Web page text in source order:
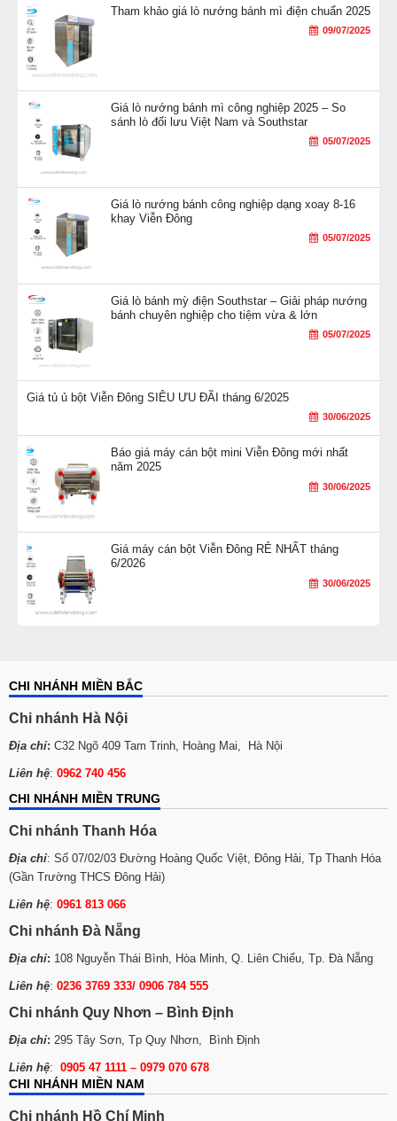
Tham khảo giá lò nướng bánh mì điện chuẩn 2025
09/07/2025
Giá lò nướng bánh mì công nghiệp 2025 – So
sánh lò đối lưu Việt Nam và Southstar
05/07/2025
Giá lò nướng bánh công nghiệp dạng xoay 8-16
khay Viễn Đông
05/07/2025
Giá lò bánh mỳ điện Southstar – Giải pháp nướng
bánh chuyên nghiệp cho tiệm vừa & lớn
05/07/2025
Giá tủ ủ bột Viễn Đông SIÊU ƯU ĐÃI tháng 6/2025
30/06/2025
Báo giá máy cán bột mini Viễn Đông mới nhất
năm 2025
30/06/2025
Giá máy cán bột Viễn Đông RẺ NHẤT tháng
6/2026
30/06/2025
CHI NHÁNH MIỀN BẮC
Chi nhánh Hà Nội
Địa chỉ: C32 Ngõ 409 Tam Trinh, Hoàng Mai, Hà Nội
Liên hệ: 0962 740 456
CHI NHÁNH MIỀN TRUNG
Chi nhánh Thanh Hóa
Địa chỉ: Số 07/02/03 Đường Hoàng Quốc Việt, Đông Hải, Tp Thanh Hóa
(Gần Trường THCS Đông Hải)
Liên hệ: 0961 813 066
Chi nhánh Đà Nẵng
Địa chỉ: 108 Nguyễn Thái Bình, Hòa Minh, Q. Liên Chiểu, Tp. Đà Nẵng
Liên hệ: 0236 3769 333/ 0906 784 555
Chi nhánh Quy Nhơn – Bình Định
Địa chỉ: 295 Tây Sơn, Tp Quy Nhơn, Bình Định
Liên hệ: 0905 47 1111 – 0979 070 678
CHI NHÁNH MIỀN NAM
Chi nhánh Hồ Chí Minh